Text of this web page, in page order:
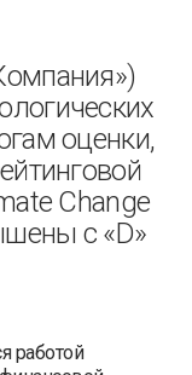
оценки,
Change
с «D»
работой